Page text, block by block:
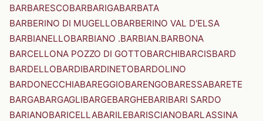
BARBARESCOBARBARIGABARBATA
BARBERINO DI MUGELLOBARBERINO VAL D'ELSA
BARBIANELLOBARBIANO .BARBIAN.BARBONA
BARCELLONA POZZO DI GOTTOBARCHIBARCISBARD
BARDELLOBARDIBARDINETOBARDOLINO
BARDONECCHIABAREGGIOBARENGOBARESSABARETE
BARGABARGAGLIBARGEBARGHEBARIBARI SARDO
BARIANOBARICELLABARILEBARISCIANOBARLASSINA